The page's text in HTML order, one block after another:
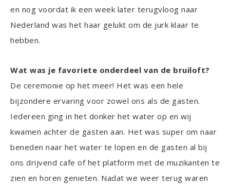
en nog voordat ik een week later terugvloog naar
Nederland was het haar gelukt om de jurk klaar te
hebben.
Wat was je favoriete onderdeel van de bruiloft?
De ceremonie op het meer! Het was een hele
bijzondere ervaring voor zowel ons als de gasten.
Iedereen ging in het donker het water op en wij
kwamen achter de gasten aan. Het was super om naar
beneden naar het water te lopen en de gasten al bij
ons drijvend cafe of het platform met de muzikanten te
zien en horen genieten. Nadat we weer terug waren